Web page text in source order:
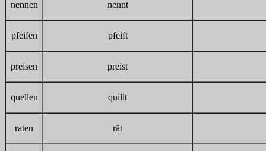
nennen nennt
pfeifen pfeift
preisen preist
quellen quillt
raten rät